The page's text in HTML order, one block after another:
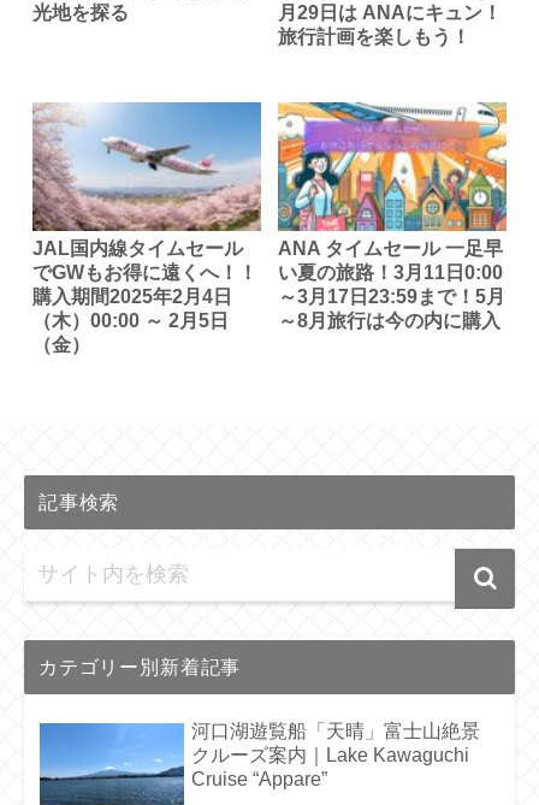
光地を探る
月29日は ANAにキュン！
旅行計画を楽しもう！
JAL国内線タイムセール
でGWもお得に遠くへ！！
購入期間2025年2月4日
（木）00:00 ～ 2月5日
（金）
ANA タイムセール 一足早
い夏の旅路！3月11日0:00
～3月17日23:59まで！5月
～8月旅行は今の内に購入
記事検索
カテゴリー別新着記事
河口湖遊覧船「天晴」富士山絶景
クルーズ案内｜Lake Kawaguchi
Cruise “Appare”